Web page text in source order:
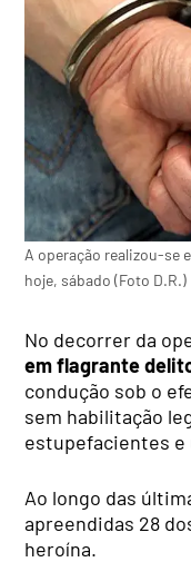
A operação realizou-se
hoje, sábado (Foto D.R.)
No decorrer da
em flagrante
condução sob o
sem habilitação
estupefacientes e
Ao longo das
apreendidas 28
heroína.